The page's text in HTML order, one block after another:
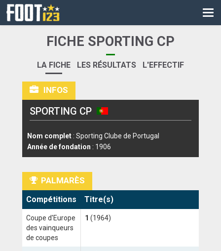
CM
LIGUE DES CHAMPIONS
PALMARÈS
LES DIRECTS
LIGUE 1
NATIONAL
COUPE DE FRANCE
COUPE DE LA LIGUE
ANGLETERRE
FICHE SPORTING CP
LA FICHE LES RÉSULTATS L'EFFECTIF
INFOS
SPORTING CP
Nom complet : Sporting Clube de Portugal
Année de fondation : 1906
PALMARÈS
Compétitions Titre(s)
Coupe d'Europe
des vainqueurs
de coupes
1 (1964)